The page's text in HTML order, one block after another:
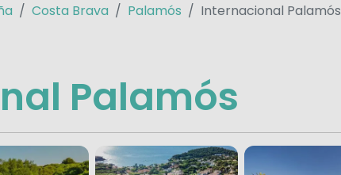
Costa Brava Palamós Internacional Palamós
Palamós